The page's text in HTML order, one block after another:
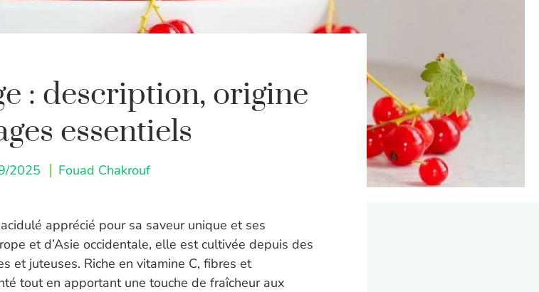
: description, origine
essentiels
2025 Fouad Chakrouf
apprécié pour sa saveur unique et ses
et d’Asie occidentale, elle est cultivée depuis des
et juteuses. Riche en vitamine C, fibres et
tout en apportant une touche de fraîcheur aux